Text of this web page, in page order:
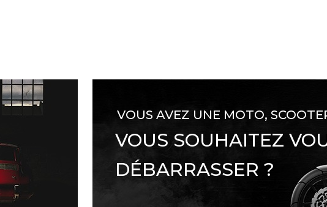
VOUS AVEZ UNE MOTO,
VOUS SOUHAITEZ
DÉBARRASSER ?